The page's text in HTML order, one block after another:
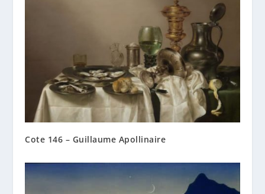
Cote 146 – Guillaume Apollinaire